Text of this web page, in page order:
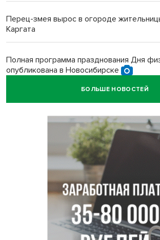
Перец-змея вырос в огороде
Каргата
Полная программа празднования Дня
опубликована в Новосибирске
Прогноз погоды на 8-9 августа в
Площадки для контроля перегруза
въездах в Новосибирск
Дольщики долгостроя на Титова в
получили ключи от квартир
Доля рыночной ипотеки в России
итогам июля 2026 года
БОЛЬШЕ НОВОСТЕЙ